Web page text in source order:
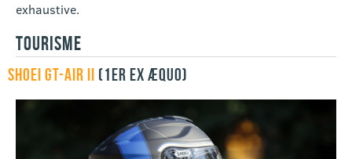
exhaustive.
TOURISME
SHOEI GT-AIR II (1ER EX ÆQUO)